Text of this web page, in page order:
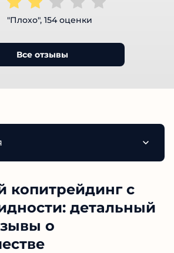
"Плохо", 154 оценки
Все отзывы
копитрейдинг с
детальный
о